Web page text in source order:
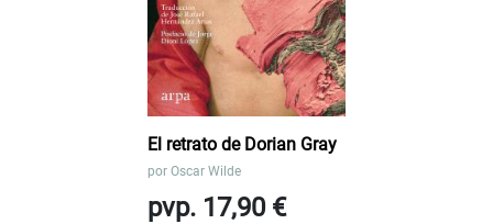
El retrato de Dorian Gray
por Oscar Wilde
pvp. 17,90 €